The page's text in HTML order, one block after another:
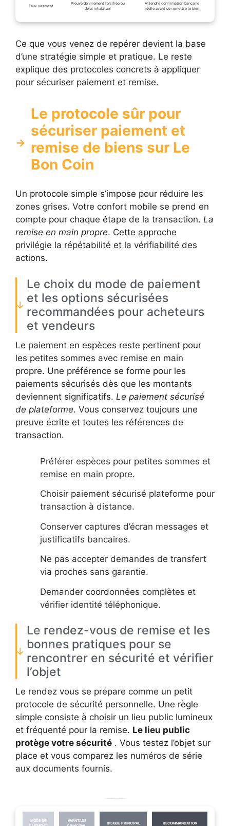
Faux virement
Preuve de virement falsifiée ou
délai inhabituel
Attendre confirmation bancaire
réelle avant de remettre le bien
Ce que vous venez de repérer devient la base
d’une stratégie simple et pratique. Le reste
explique des protocoles concrets à appliquer
pour sécuriser paiement et remise.
Le protocole sûr pour
sécuriser paiement et
remise de biens sur Le
Bon Coin
Un protocole simple s’impose pour réduire les
zones grises. Votre confort mobile se prend en
compte pour chaque étape de la transaction. La
remise en main propre. Cette approche
privilégie la répétabilité et la vérifiabilité des
actions.
Le choix du mode de paiement
et les options sécurisées
recommandées pour acheteurs
et vendeurs
Le paiement en espèces reste pertinent pour
les petites sommes avec remise en main
propre. Une préférence se forme pour les
paiements sécurisés dès que les montants
deviennent significatifs. Le paiement sécurisé
de plateforme. Vous conservez toujours une
preuve écrite et toutes les références de
transaction.
Préférer espèces pour petites sommes et
remise en main propre.
Choisir paiement sécurisé plateforme pour
transaction à distance.
Conserver captures d’écran messages et
justificatifs bancaires.
Ne pas accepter demandes de transfert
via proches sans garantie.
Demander coordonnées complètes et
vérifier identité téléphonique.
Le rendez-vous de remise et les
bonnes pratiques pour se
rencontrer en sécurité et vérifier
l’objet
Le rendez vous se prépare comme un petit
protocole de sécurité personnelle. Une règle
simple consiste à choisir un lieu public lumineux
et fréquenté pour la remise. Le lieu public
protège votre sécurité . Vous testez l’objet sur
place et vous comparez les numéros de série
aux documents fournis.
MODE DE
AVANTAGE
RISQUE PRINCIPAL RECOMMANDATION